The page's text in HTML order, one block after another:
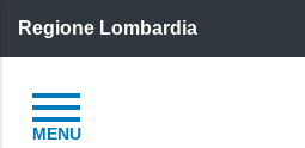
Regione Lombardia